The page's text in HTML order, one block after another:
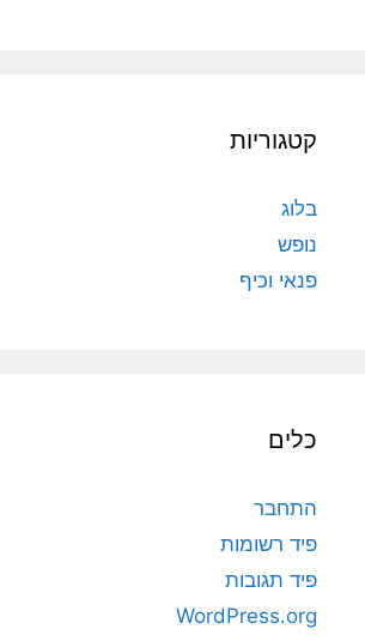
קטגוריות
בלוג
נופש
פנאי וכיף
כלים
התחבר
פיד רשומות
פיד תגובות
WordPress.org